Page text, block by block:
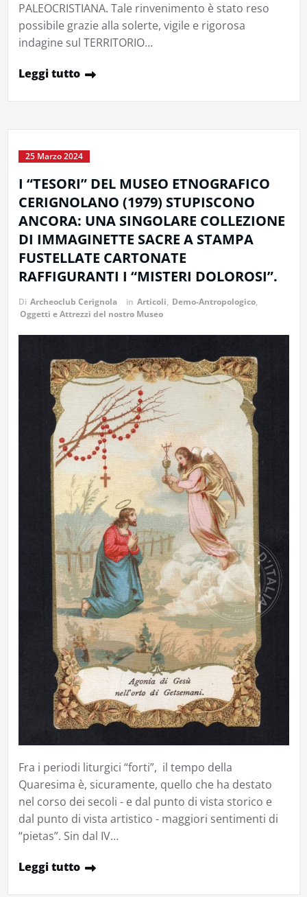
PALEOCRISTIANA. Tale rinvenimento è stato reso
possibile grazie alla solerte, vigile e rigorosa
indagine sul TERRITORIO…
Leggi tutto
25 Marzo 2024
I “TESORI” DEL MUSEO ETNOGRAFICO
CERIGNOLANO (1979) STUPISCONO
ANCORA: UNA SINGOLARE COLLEZIONE
DI IMMAGINETTE SACRE A STAMPA
FUSTELLATE CARTONATE
RAFFIGURANTI I “MISTERI DOLOROSI”.
Di Archeoclub Cerignola in Articoli, Demo-Antropologico,
Oggetti e Attrezzi del nostro Museo
Fra i periodi liturgici “forti”, il tempo della
Quaresima è, sicuramente, quello che ha destato
nel corso dei secoli - e dal punto di vista storico e
dal punto di vista artistico - maggiori sentimenti di
“pietas”. Sin dal IV…
Leggi tutto